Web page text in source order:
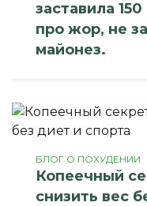
заставила
про жор, не
майонез.
БЛОГ О ПОХУДЕНИИ
Копеечный
снизить вес